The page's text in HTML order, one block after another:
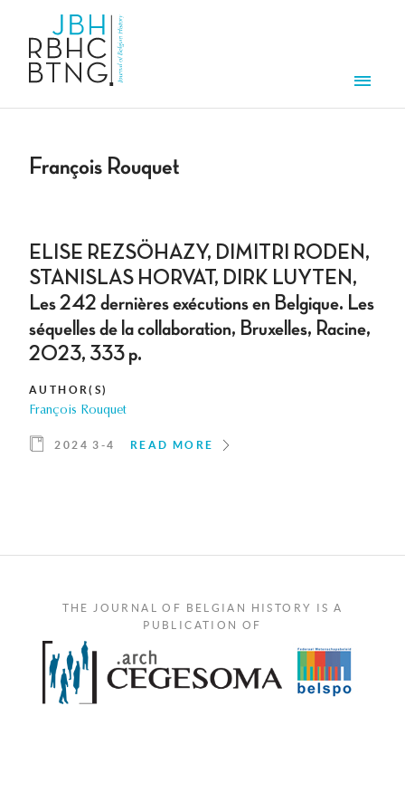
François Rouquet
ELISE REZSÖHAZY, DIMITRI RODEN,
STANISLAS HORVAT, DIRK LUYTEN,
Les 242 dernières exécutions en Belgique. Les
séquelles de la collaboration, Bruxelles, Racine,
2023, 333 p.
AUTHOR(S)
François Rouquet
2024 3-4 READ MORE
THE JOURNAL OF BELGIAN HISTORY IS A
PUBLICATION OF